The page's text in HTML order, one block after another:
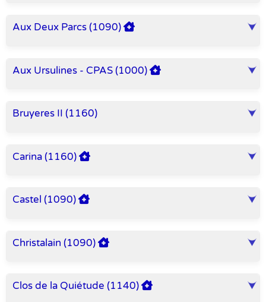
Aux Deux Parcs (1090)
Aux Ursulines - CPAS (1000)
Bruyeres II (1160)
Carina (1160)
Castel (1090)
Christalain (1090)
Clos de la Quiétude (1140)